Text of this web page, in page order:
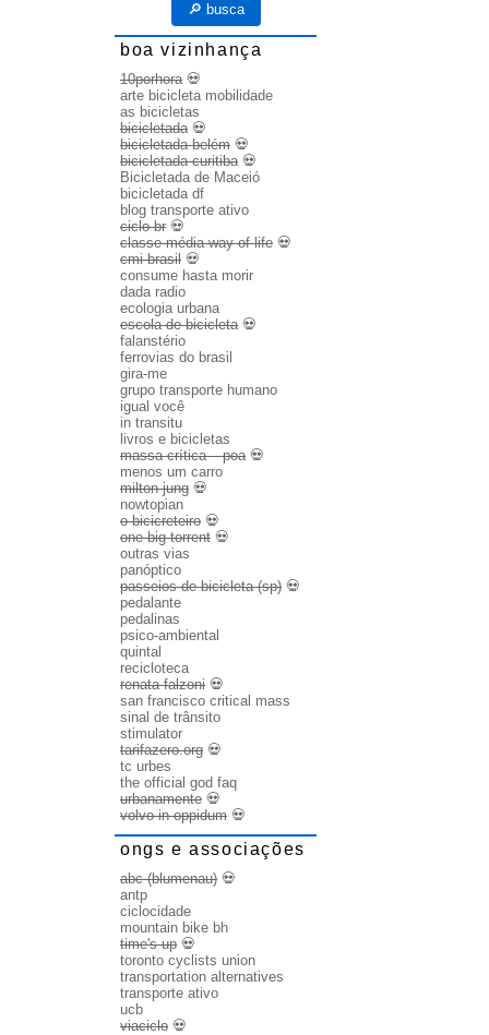
🔎 busca
boa vizinhança
10porhora💀
arte bicicleta mobilidade
as bicicletas
bicicletada💀
bicicletada belém 💀
bicicletada curitiba💀
Bicicletada de Maceió
bicicletada df
blog transporte ativo
ciclo br 💀
classe média way of life 💀
cmi brasil 💀
consume hasta morir
dada radio
ecologia urbana
escola de bicicleta💀
falanstério
ferrovias do brasil
gira-me
grupo transporte humano
igual você
in transitu
livros e bicicletas
massa crítica – poa💀
menos um carro
milton jung 💀
nowtopian
o bicicreteiro 💀
one big torrent 💀
outras vias
panóptico
passeios de bicicleta (sp) 💀
pedalante
pedalinas
psico-ambiental
quintal
recicloteca
renata falzoni 💀
san francisco critical mass
sinal de trânsito
stimulator
tarifazero.org 💀
tc urbes
the official god faq
urbanamente 💀
volvo in oppidum 💀
ongs e associações
abc (blumenau) 💀
antp
ciclocidade
mountain bike bh
time's up 💀
toronto cyclists union
transportation alternatives
transporte ativo
ucb
viaciclo 💀